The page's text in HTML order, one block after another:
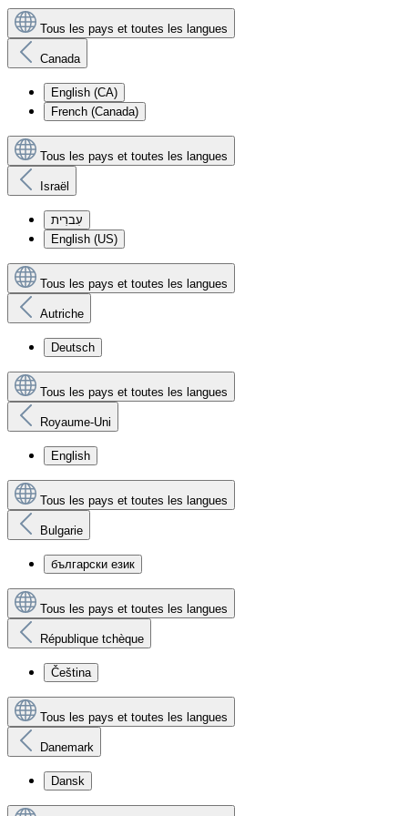
Tous les pays et toutes les langues
Canada
English (CA)
French (Canada)
Tous les pays et toutes les langues
Israël
עִברִית
English (US)
Tous les pays et toutes les langues
Autriche
Deutsch
Tous les pays et toutes les langues
Royaume-Uni
English
Tous les pays et toutes les langues
Bulgarie
български език
Tous les pays et toutes les langues
République tchèque
Čeština
Tous les pays et toutes les langues
Danemark
Dansk